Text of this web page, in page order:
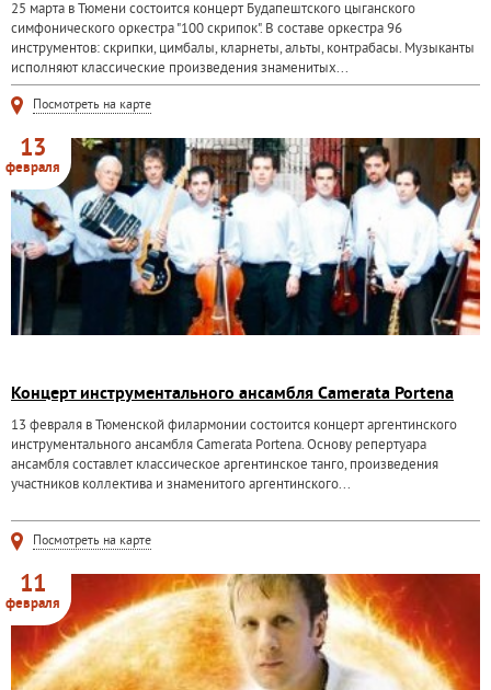
25 марта в Тюмени состоится концерт Будапештского цыганского
симфонического оркестра "100 скрипок". В составе оркестра 96
инструментов: скрипки, цимбалы, кларнеты, альты, контрабасы. Музыканты
исполняют классические произведения знаменитых...
Посмотреть на карте
13
февраля
Концерт инструментального ансамбля Camerata Portena
13 февраля в Тюменской филармонии состоится концерт аргентинского
инструментального ансамбля Camerata Portena. Основу репертуара
ансамбля составлет классическое аргентинское танго, произведения
участников коллектива и знаменитого аргентинского...
Посмотреть на карте
11
февраля